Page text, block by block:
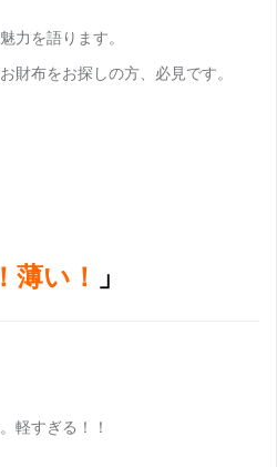
力を語ります。
財布をお探しの方、必見です。
薄い！ 」
軽すぎる！！